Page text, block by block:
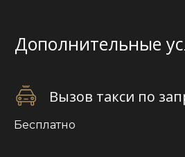
Вызов такси по
Бесплатно